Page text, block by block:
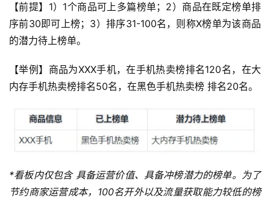
【前提】1）1个商品可上多篇榜单；2）商品在既定榜单排
序前30即可上榜；3）排序31-100名，则称X榜单为该商品
的潜力待上榜单。
【举例】商品为XXX手机，在手机热卖榜排名120名，在大
内存手机热卖榜排名50名，在黑色手机热卖榜 排名20名。
*看板内仅包含 具备运营价值、具备冲榜潜力的榜单。为了
节约商家运营成本，100名开外以及流量获取能力较低的榜